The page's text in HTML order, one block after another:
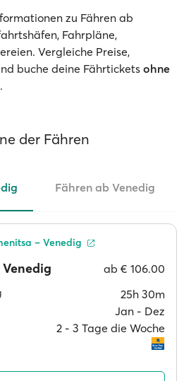
zu Fähren ab
Fahrpläne,
Vergleiche Preise,
buche deine Fährtickets ohne
.
der Fähren
Fähren ab Venedig
Venedig ab € 106.00
25h 30m
Jan ‐ Dez
2 ‐ 3 Tage die Woche
– Venedig